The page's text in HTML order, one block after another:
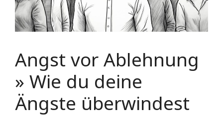
Angst vor Ablehnung
» Wie du deine
Ängste überwindest